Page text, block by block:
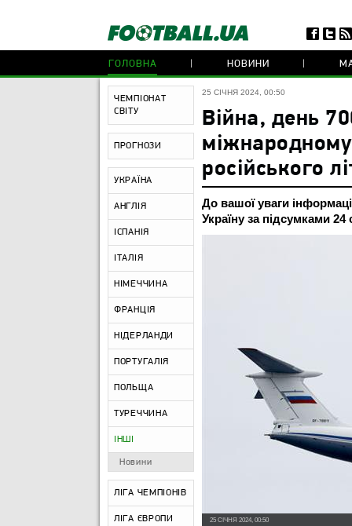
ГОЛОВНА НОВИНИ
ЧЕМПІОНАТ
СВІТУ
ПРОГНОЗИ
УКРАЇНА
АНГЛІЯ
ІСПАНІЯ
ІТАЛІЯ
НІМЕЧЧИНА
ФРАНЦІЯ
НІДЕРЛАНДИ
ПОРТУГАЛІЯ
ПОЛЬЩА
ТУРЕЧЧИНА
ІНШІ
Новини
ЛІГА ЧЕМПІОНІВ
ЛІГА ЄВРОПИ
25 СІЧНЯ 2024, 00:50
Війна, день
міжнародному
російського
До вашої уваги
Україну за підсумками 24
25 СІЧНЯ 2024, 00:50